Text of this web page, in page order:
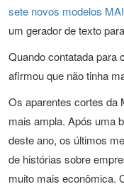
sete novos modelos MAI
um gerador de texto
Quando contatada para
afirmou que não tinha
Os aparentes cortes da
mais ampla. Após uma
deste ano, os últimos
de histórias sobre
muito mais econômica.